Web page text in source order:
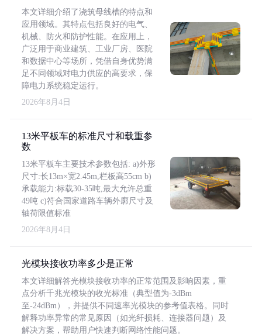
本文详细介绍了浇筑母线槽的特点和
应用领域。其特点包括良好的电气、
机械、防火和防护性能。在应用上，
广泛用于商业建筑、工业厂房、医院
和数据中心等场所，凭借自身优势满
足不同领域对电力供应的高要求，保
障电力系统稳定运行。
2026年8月4日
13米平板车的标准尺寸和载重参
数
13米平板车主要技术参数包括: a)外形
尺寸:长13m×宽2.45m,栏板高55cm b)
承载能力:标载30-35吨,最大允许总重
49吨 c)符合国家道路车辆外廓尺寸及
轴荷限值标准
2026年8月4日
光模块接收功率多少是正常
本文详细解答光模块接收功率的正常范围及影响因素，重
点分析千兆光模块的收光标准（典型值为-3dBm
至-24dBm），并提供不同速率光模块的参考值表格。同时
解释功率异常的常见原因（如光纤损耗、连接器问题）及
解决方案，帮助用户快速判断网络性能问题。